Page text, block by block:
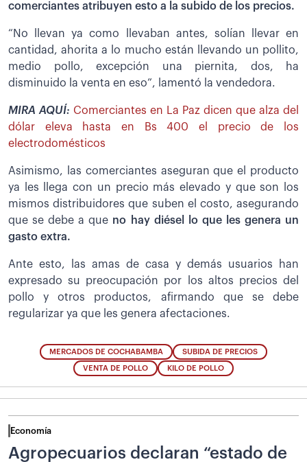
comerciantes atribuyen esto a la subido de los precios.
“No llevan ya como llevaban antes, solían llevar en
cantidad, ahorita a lo mucho están llevando un pollito,
medio pollo, excepción una piernita, dos, ha
disminuido la venta en eso”, lamentó la vendedora.
MIRA AQUÍ: Comerciantes en La Paz dicen que alza del
dólar eleva hasta en Bs 400 el precio de los
electrodomésticos
Asimismo, las comerciantes aseguran que el producto
ya les llega con un precio más elevado y que son los
mismos distribuidores que suben el costo, asegurando
que se debe a que no hay diésel lo que les genera un
gasto extra.
Ante esto, las amas de casa y demás usuarios han
expresado su preocupación por los altos precios del
pollo y otros productos, afirmando que se debe
regularizar ya que les genera afectaciones.
MERCADOS DE COCHABAMBA SUBIDA DE PRECIOS
VENTA DE POLLO KILO DE POLLO
Economía
Agropecuarios declaran “estado de